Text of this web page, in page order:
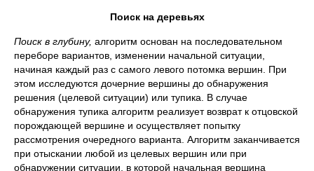
Поиск на деревьях
Поиск в глубину, алгоритм основан на последовательном
переборе вариантов, изменении начальной ситуации,
начиная каждый раз с самого левого потомка вершин. При
этом исследуются дочерние вершины до обнаружения
решения (целевой ситуации) или тупика. В случае
обнаружения тупика алгоритм реализует возврат к отцовской
порождающей вершине и осуществляет попытку
рассмотрения очередного варианта. Алгоритм заканчивается
при отыскании любой из целевых вершин или при
обнаружении ситуации, в которой начальная вершина